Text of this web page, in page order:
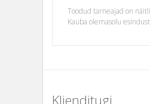
Toodud tarneajad on
Kauba olemasolu
Klienditugi